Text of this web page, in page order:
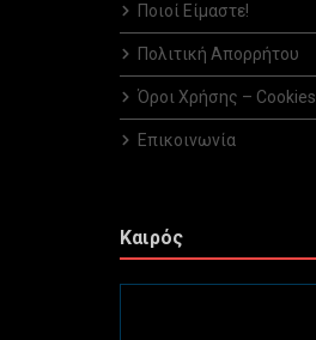
Ποιοί Είμαστε!
Πολιτική Απορρήτου
Όροι Χρήσης – Cookies
Επικοινωνία
Καιρός